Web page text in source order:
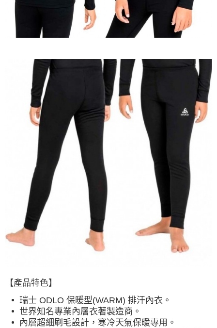
【產品特色】
瑞士 ODLO 保暖型(WARM) 排汗內衣。
世界知名專業內層衣著製造商。
內層超細刷毛設計，寒冷天氣保暖專用。